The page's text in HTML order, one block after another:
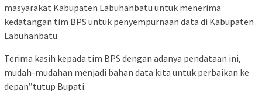
masyarakat Kabupaten Labuhanbatu untuk menerima
kedatangan tim BPS untuk penyempurnaan data di Kabupaten
Labuhanbatu.
Terima kasih kepada tim BPS dengan adanya pendataan ini,
mudah-mudahan menjadi bahan data kita untuk perbaikan ke
depan”tutup Bupati.